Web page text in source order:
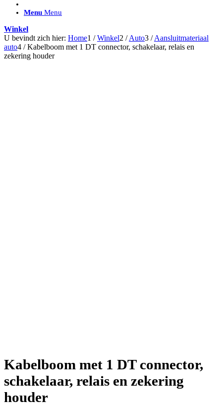
ACCESSOIRES/ AANSLUITMATERIAAL
Can-bus interface
Accessoires Lazer
Kabelboom & Adapters
Menu Menu
Winkel
U bevindt zich hier: Home1 / Winkel2 / Auto3 / Aansluitmateriaal
auto4 / Kabelboom met 1 DT connector, schakelaar, relais en
zekering houder
Kabelboom met 1 DT connector,
schakelaar, relais en zekering
houder